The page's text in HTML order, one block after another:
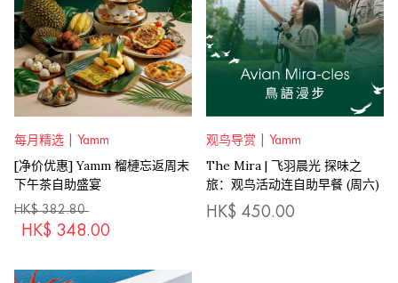
每月精选 | Yamm
[净价优惠] Yamm 榴槤忘返周末
下午茶自助盛宴
HK$ 382.80
HK$ 348.00
观鸟导赏 | Yamm
The Mira | 飞羽晨光 探味之
旅：观鸟活动连自助早餐 (周六)
HK$ 450.00